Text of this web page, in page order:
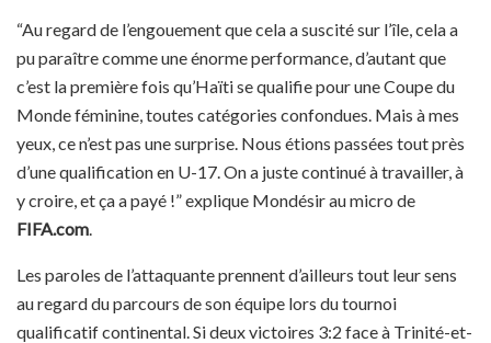
“Au regard de l’engouement que cela a suscité sur l’île, cela a
pu paraître comme une énorme performance, d’autant que
c’est la première fois qu’Haïti se qualifie pour une Coupe du
Monde féminine, toutes catégories confondues. Mais à mes
yeux, ce n’est pas une surprise. Nous étions passées tout près
d’une qualification en U-17. On a juste continué à travailler, à
y croire, et ça a payé !” explique Mondésir au micro de
FIFA.com
Les paroles de l’attaquante prennent d’ailleurs tout leur sens
au regard du parcours de son équipe lors du tournoi
qualificatif continental. Si deux victoires 3:2 face à Trinité-et-